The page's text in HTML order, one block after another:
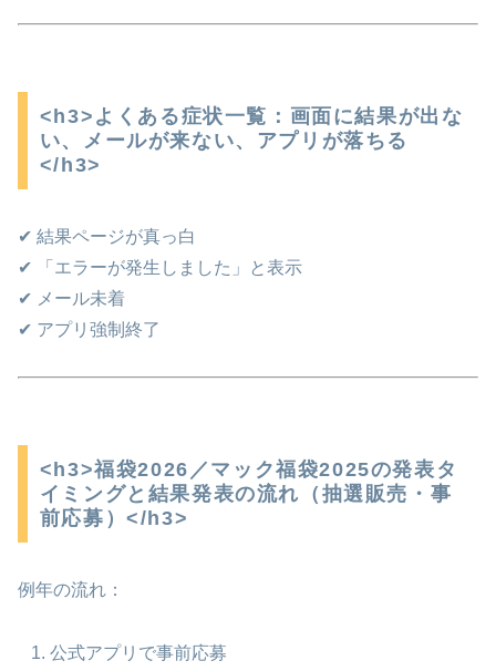
<h3>よくある症状一覧：画面に結果が出な
い、メールが来ない、アプリが落ちる
</h3>
✔ 結果ページが真っ白
✔ 「エラーが発生しました」と表示
✔ メール未着
✔ アプリ強制終了
<h3>福袋2026／マック福袋2025の発表タ
イミングと結果発表の流れ（抽選販売・事
前応募）</h3>
例年の流れ：
公式アプリで事前応募